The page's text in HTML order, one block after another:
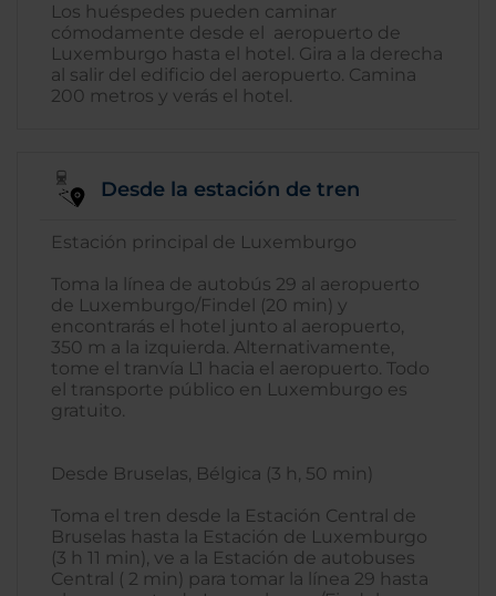
Los huéspedes pueden caminar
cómodamente desde el aeropuerto de
Luxemburgo hasta el hotel. Gira a la derecha
al salir del edificio del aeropuerto. Camina
200 metros y verás el hotel.
Desde la estación de tren
Estación principal de Luxemburgo
Toma la línea de autobús 29 al aeropuerto
de Luxemburgo/Findel (20 min) y
encontrarás el hotel junto al aeropuerto,
350 m a la izquierda. Alternativamente,
tome el tranvía L1 hacia el aeropuerto. Todo
el transporte público en Luxemburgo es
gratuito.
Desde Bruselas, Bélgica (3 h, 50 min)
Toma el tren desde la Estación Central de
Bruselas hasta la Estación de Luxemburgo
(3 h 11 min), ve a la Estación de autobuses
Central ( 2 min) para tomar la línea 29 hasta